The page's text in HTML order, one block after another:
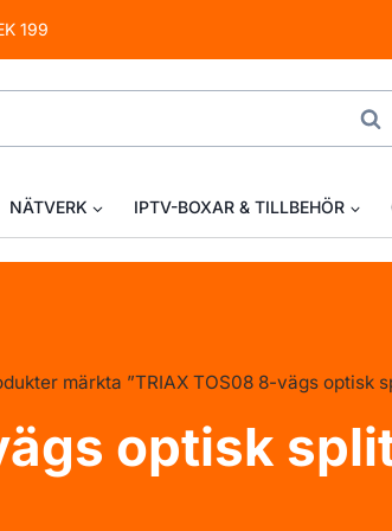
199
SÖK
NÄTVERK IPTV-BOXAR & TILLBEHÖR
märkta ”TRIAX TOS08 8-vägs optisk
optisk